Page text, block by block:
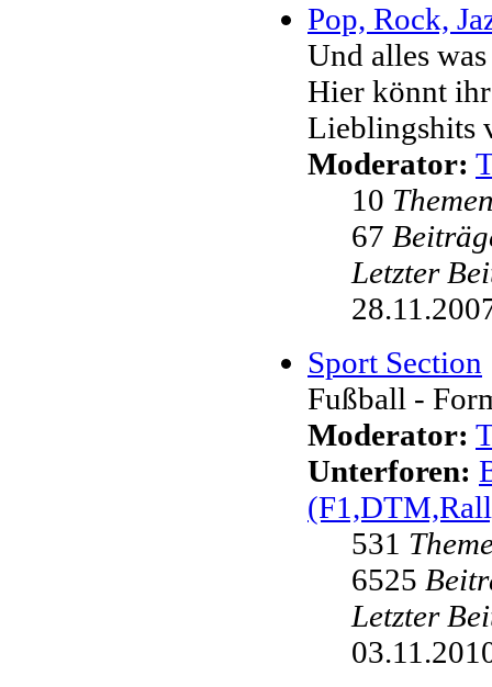
Pop, Rock,
Und alles
Hier könnt
Lieblingshits
Moderator:
10
67
Letzter
Sport Section
Fußball -
Moderator:
Unterforen:
531
6525
Letzter